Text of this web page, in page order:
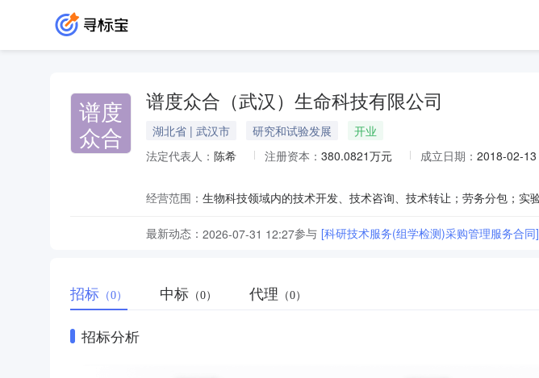
谱度
众合
谱度众合（武汉）生命科技有限公司
湖北省 | 武汉市 研究和试验发展
开业
法定代表人： 陈希 注册资本： 380.0821万元 成立日期： 2018-02-13
经营范围：
最新动态： 2026-07-31 12:27参与 [科研技术服务(组学检测)采购管理服务合同]
招标 （0） 中标 （0） 代理 （0）
招标分析